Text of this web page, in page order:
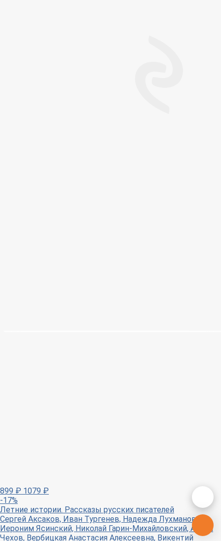
899 ₽ 1079 ₽
-17%
Летние истории. Рассказы русских писателей
Сергей Аксаков, Иван Тургенев, Надежда Лухманова,
Иероним Ясинский, Николай Гарин-Михайловский, Антон
Чехов, Вербицкая Анастасия Алексеевна, Викентий